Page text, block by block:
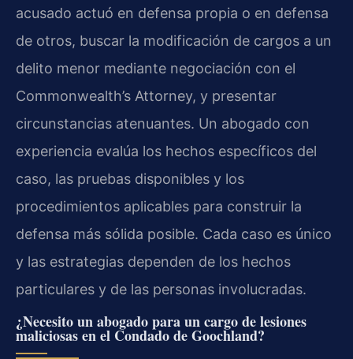
acusado actuó en defensa propia o en defensa
de otros, buscar la modificación de cargos a un
delito menor mediante negociación con el
Commonwealth’s Attorney, y presentar
circunstancias atenuantes. Un abogado con
experiencia evalúa los hechos específicos del
caso, las pruebas disponibles y los
procedimientos aplicables para construir la
defensa más sólida posible. Cada caso es único
y las estrategias dependen de los hechos
particulares y de las personas involucradas.
¿Necesito un abogado para un cargo de lesiones
maliciosas en el Condado de Goochland?